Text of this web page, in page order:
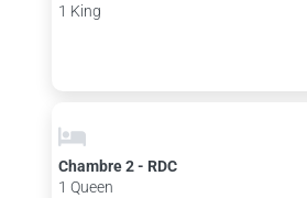
1 King
Chambre 2 - RDC
1 Queen